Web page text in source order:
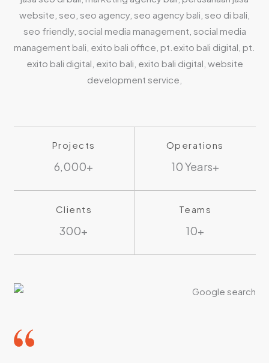
Projects
6,000+
Operations
10 Years+
Clients
300+
Teams
10+